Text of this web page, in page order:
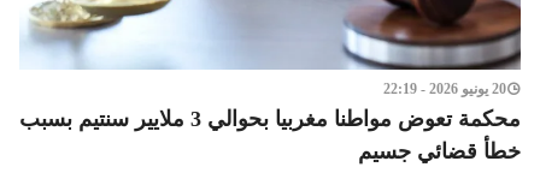
20 يونيو 2026 - 22:19
محكمة تعوض مواطنا مغربيا بحوالي 3 ملايير سنتيم بسبب
خطأ قضائي جسيم